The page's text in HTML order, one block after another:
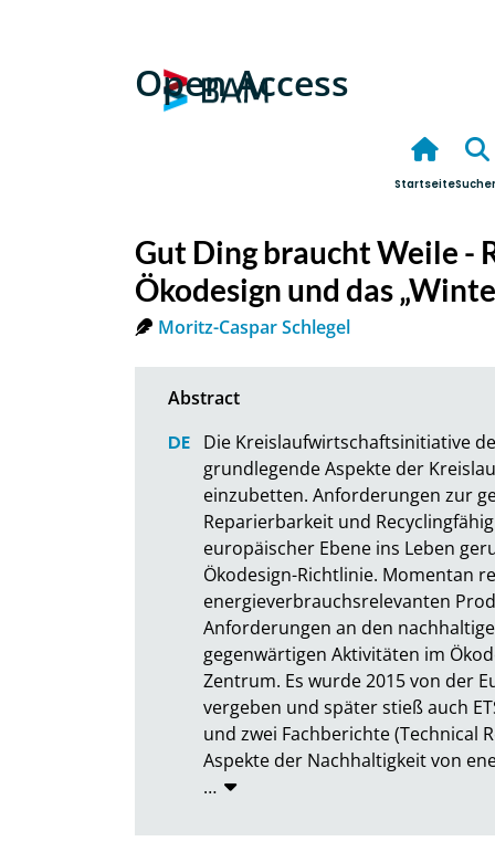
Open Access
Startseite
Gut Ding braucht Weile -
Ökodesign und das
Moritz-Caspar Schlegel
Die Kreislaufwirtschaftsinitiative
grundlegende Aspekte der
einzubetten. Anforderungen zur
Reparierbarkeit und
europäischer Ebene ins Leben
Ökodesign-Richtlinie. Momentan
energieverbrauchsrelevanten
Anforderungen an den
gegenwärtigen Aktivitäten im
Zentrum. Es wurde 2015 von der
vergeben und später stieß auch
und zwei Fachberichte (Technical
Aspekte der Nachhaltigkeit von
…